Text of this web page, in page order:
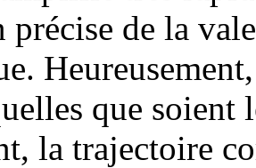
de la
que
la trajectoire